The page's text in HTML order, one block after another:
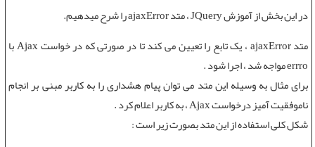
در این بخش ازآموزش JQuery ،متد ajaxError
را شرح میدهیم.
متد ajaxError
، یک تابع را تعیین می کند تا در صورتی که در خواست Ajax با
errro مواجه شد ، اجرا شود .
برای مثال به وسیله این متد می توان پیام هشداری را به کاربر مبنی بر انجام
ناموفقیت آمیز درخواست Ajax ، به کاربر اعلام کرد .
شکل کلی استفاده از این متد بصورت زیر است :